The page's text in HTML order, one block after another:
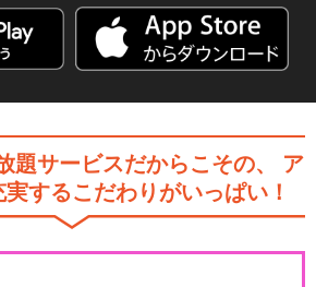
題サービスだからこその、
ア
するこだわりがいっぱい！